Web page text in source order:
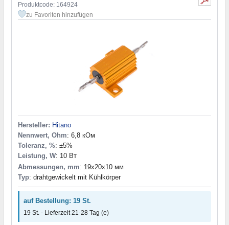
Produktcode: 164924
zu Favoriten hinzufügen
Hersteller: Hitano
Nennwert, Ohm: 6,8 кОм
Toleranz, %: ±5%
Leistung, W: 10 Вт
Abmessungen, mm: 19x20x10 мм
Typ: drahtgewickelt mit Kühlkörper
auf Bestellung: 19 St.
19 St. - Lieferzeit 21-28 Tag (e)